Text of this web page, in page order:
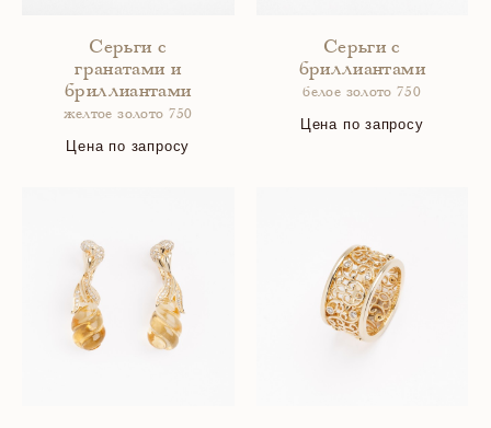
Серьги с
гранатами и
бриллиантами
желтое золото 750
Цена по запросу
Серьги с
бриллиантами
белое золото 750
Цена по запросу